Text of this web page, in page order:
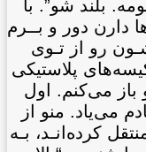
بلند شو”. با
دارن دور و بــرم
رو از تـوی
پلاستيكی
باز می‌کنم. اول
می‌ياد. منو از
کرده‌انـد، بـه